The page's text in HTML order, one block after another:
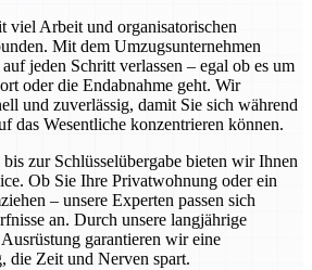
viel Arbeit und organisatorischen
Mit dem Umzugsunternehmen
jeden Schritt verlassen – egal ob es um
oder die Endabnahme geht. Wir
und zuverlässig, damit Sie sich während
das Wesentliche konzentrieren können.
zur Schlüsselübergabe bieten wir Ihnen
Ob Sie Ihre Privatwohnung oder ein
– unsere Experten passen sich
an. Durch unsere langjährige
garantieren wir eine
die Zeit und Nerven spart.